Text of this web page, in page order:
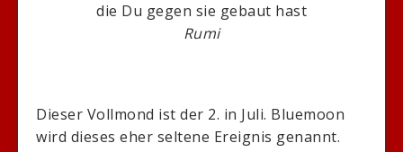
die Du gegen sie gebaut hast
Rumi
Dieser Vollmond ist der 2. in Juli. Bluemoon
wird dieses eher seltene Ereignis genannt.